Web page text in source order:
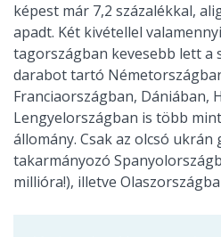
képest már 7,2 százalékkal,
apadt. Két kivétellel
tagországban kevesebb lett a
darabot tartó
Franciaországban, Dániában,
Lengyelországban is több
állomány. Csak az olcsó ukrán
takarmányozó
millióra!), illetve